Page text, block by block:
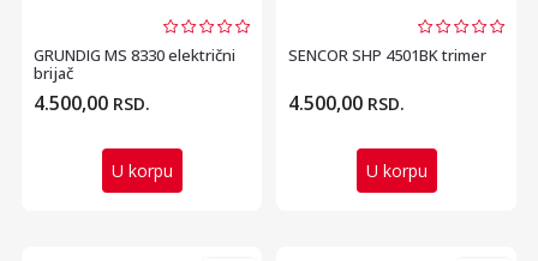
GRUNDIG MS 8330 električni
brijač
4.500,00 RSD.
U korpu
SENCOR SHP 4501BK trimer
4.500,00 RSD.
U korpu